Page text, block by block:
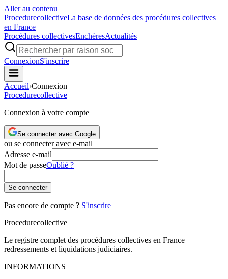
Aller au contenu
ProcedurecollectiveLa base de données des procédures collectives
en France
Procédures collectivesEnchèresActualités
ConnexionS'inscrire
Accueil›Connexion
Procedurecollective
Connexion à votre compte
Se connecter avec Google
ou se connecter avec e-mail
Adresse e-mail
Mot de passeOublié ?
Se connecter
Pas encore de compte ? S'inscrire
Procedurecollective
Le registre complet des procédures collectives en France —
redressements et liquidations judiciaires.
INFORMATIONS